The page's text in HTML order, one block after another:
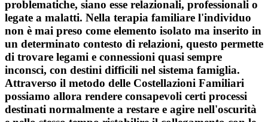
problematiche, siano esse relazionali, professionali o
legate a malatti. Nella terapia familiare l'individuo
non è mai preso come elemento isolato ma inserito in
un determinato contesto di relazioni, questo permette
di trovare legami e connessioni quasi sempre
inconsci, con destini difficili nel sistema famiglia.
Attraverso il metodo delle Costellazioni Familiari
possiamo allora rendere consapevoli certi processi
destinati normalmente a restare e agire nell'oscurità